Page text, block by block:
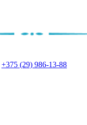
+375 (29) 986-13-88